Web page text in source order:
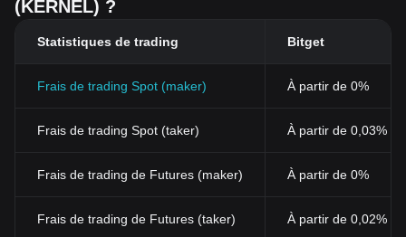
(KERNEL) ?
Statistiques de trading Bitget
Frais de trading Spot (maker) À partir de 0%
Frais de trading Spot (taker) À partir de 0,03%
Frais de trading de Futures (maker) À partir de 0%
Frais de trading de Futures (taker) À partir de 0,02%